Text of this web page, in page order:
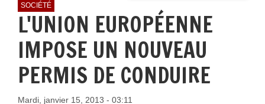
SOCIÉTÉ
L'UNION EUROPÉENNE
IMPOSE UN NOUVEAU
PERMIS DE CONDUIRE
Mardi, janvier 15, 2013 - 03:11